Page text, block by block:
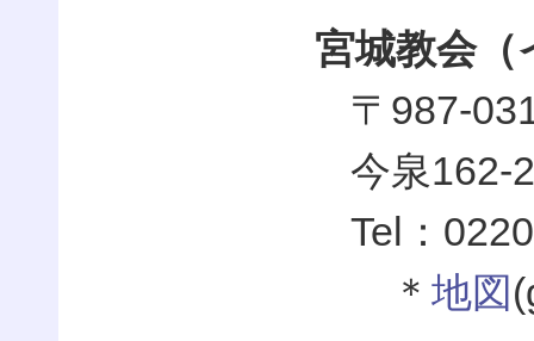
宮城教会（
〒987-
今泉162-2
Tel：
＊ 地図